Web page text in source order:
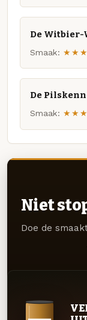
De Witbier-
Smaak:
De
Smaak:
Niet
Doe de